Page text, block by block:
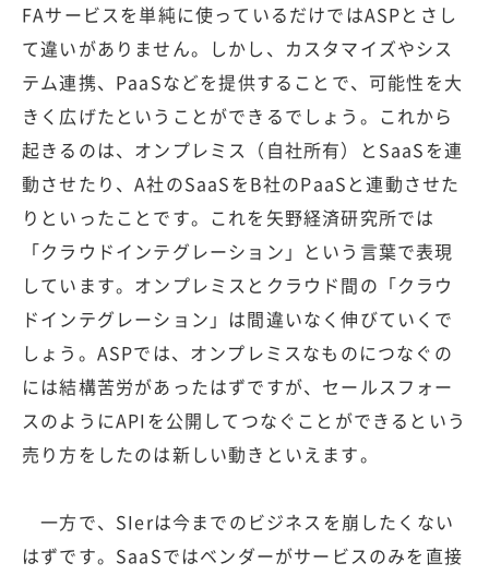
FAサービスを単純に使っているだけではASPとさし
て違いがありません。しかし、カスタマイズやシス
テム連携、PaaSなどを提供することで、可能性を大
きく広げたということができるでしょう。これから
起きるのは、オンプレミス（自社所有）とSaaSを連
動させたり、A社のSaaSをB社のPaaSと連動させた
りといったことです。これを矢野経済研究所では
「クラウドインテグレーション」という言葉で表現
しています。オンプレミスとクラウド間の「クラウ
ドインテグレーション」は間違いなく伸びていくで
しょう。ASPでは、オンプレミスなものにつなぐの
には結構苦労があったはずですが、セールスフォー
スのようにAPIを公開してつなぐことができるという
売り方をしたのは新しい動きといえます。
一方で、SIerは今までのビジネスを崩したくない
はずです。SaaSではベンダーがサービスのみを直接